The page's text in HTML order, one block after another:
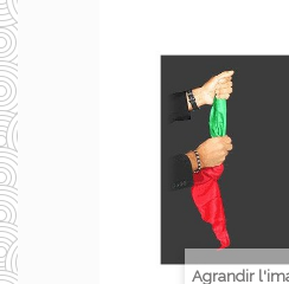
Agrandir